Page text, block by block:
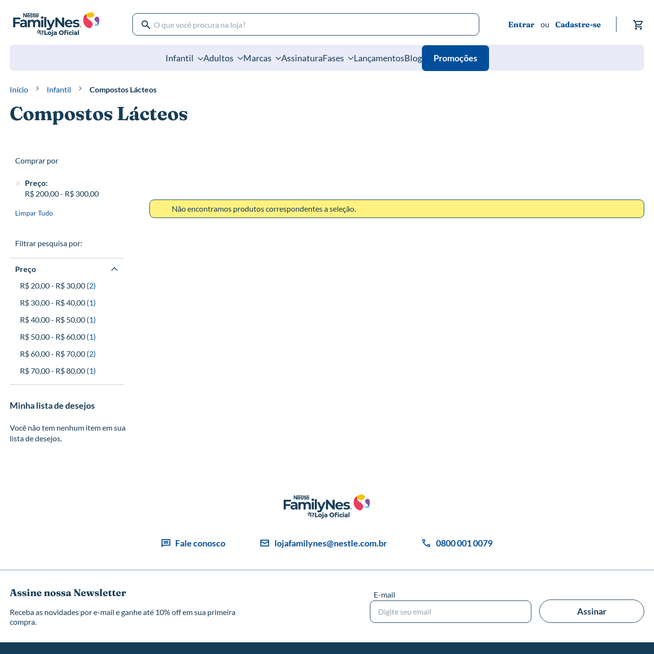
Entrar Cadastre-se
Pesquisa
Pesquisa
Marcas
Infantil Adultos AssinaturaFases Lançamentos Promoções
Blog
Início Infantil Compostos Lácteos
Compostos Lácteos
Não encontramos produtos correspondentes a seleção.
Comprar por
Preço
R$ 200,00- R$ 300,00
Limpar Tudo
Filtrar pesquisa por:
Preço
R$ 20,00- R$ 30,00 2
itens
R$ 30,00- R$ 40,00 1
artigo
R$ 40,00- R$ 50,00 1
artigo
R$ 50,00- R$ 60,00 1
artigo
R$ 60,00- R$ 70,00 2
itens
R$ 70,00- R$ 80,00 1
artigo
Minha lista de desejos
Você não tem nenhum item em sua
lista de desejos.
Fale conosco lojafamilynes@nestle.com.br 0800 001 0079
Assine nossa Newsletter
Receba as novidades por e-mail e ganhe até 10% off em sua primeira
compra.
E-mail
Assinar